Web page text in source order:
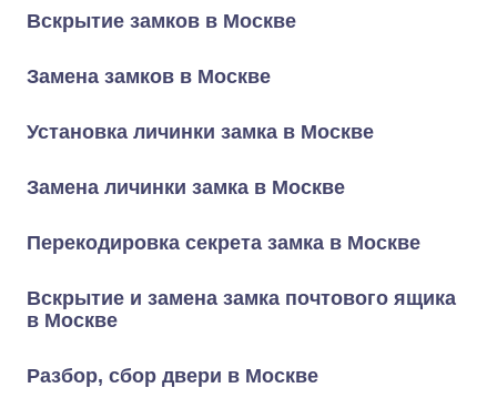
Вскрытие замков в Москве
Замена замков в Москве
Установка личинки замка в Москве
Замена личинки замка в Москве
Перекодировка секрета замка в Москве
Вскрытие и замена замка почтового ящика
в Москве
Разбор, сбор двери в Москве